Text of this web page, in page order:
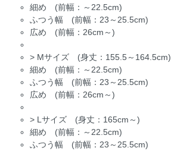
細め (前幅：～22.5cm)
ふつう幅 (前幅：23～25.5cm)
広め (前幅：26cm～)
> Mサイズ (身丈：155.5～164.5cm)
細め (前幅：～22.5cm)
ふつう幅 (前幅：23～25.5cm)
広め (前幅：26cm～)
> Lサイズ (身丈：165cm～)
細め (前幅：～22.5cm)
ふつう幅 (前幅：23～25.5cm)